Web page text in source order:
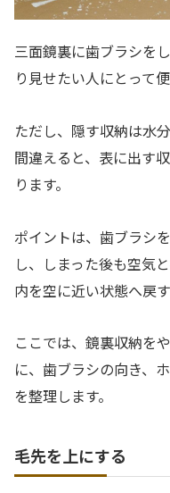
三面鏡裏に歯ブラシを
り見せたい人にとって
ただし、隠す収納は水
間違えると、表に出す
ります。
ポイントは、歯ブラシ
し、しまった後も空気
内を空に近い状態へ戻す
ここでは、鏡裏収納を
に、歯ブラシの向き、
を整理します。
毛先を上にする